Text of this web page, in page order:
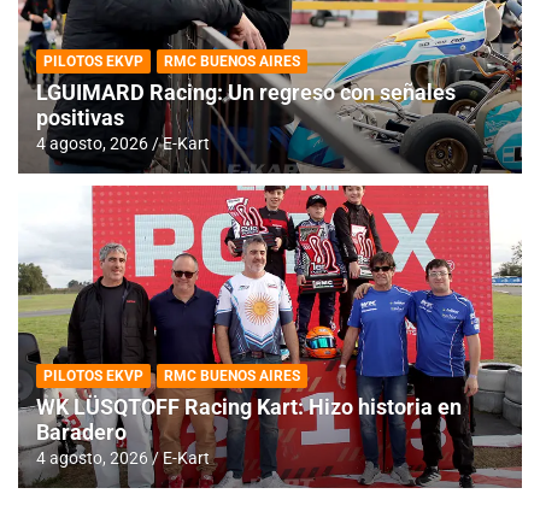
PILOTOS EKVP RMC BUENOS AIRES
LGUIMARD Racing: Un regreso con señales
positivas
4 agosto, 2026 E-Kart
PILOTOS EKVP RMC BUENOS AIRES
WK LÜSQTOFF Racing Kart: Hizo historia en
Baradero
4 agosto, 2026 E-Kart